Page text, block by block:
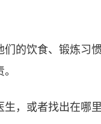
的饮食、锻炼习
，或者找出在哪